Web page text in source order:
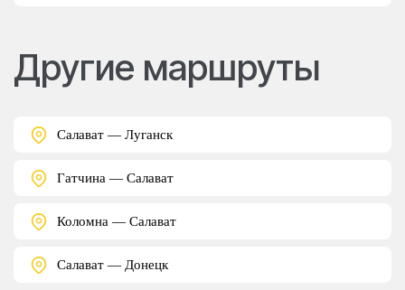
Другие маршруты
Салават — Луганск
Гатчина — Салават
Коломна — Салават
Салават — Донецк